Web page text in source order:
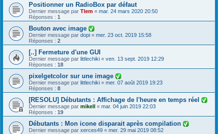
Positionner un RadioBox par défaut
Dernier message par Tlem « mar. 24 mars 2020 20:50
Réponses : 1
Bouton avec image
Dernier message par dopi « mer. 23 oct. 2019 15:58
Réponses : 2
[..] Fermeture d'une GUI
Dernier message par littlechiki « ven. 13 sept. 2019 12:29
Réponses : 18
pixelgetcolor sur une image
Dernier message par littlechiki « mer. 07 août 2019 19:23
Réponses : 8
[RESOLU] Débutants : Affichage de l'heure en temps réel
Dernier message par mikell « mar. 04 juin 2019 22:03
Réponses : 19
Débutants : Mon icone disparait après compilation
Dernier message par xerces49 « mer. 29 mai 2019 08:52